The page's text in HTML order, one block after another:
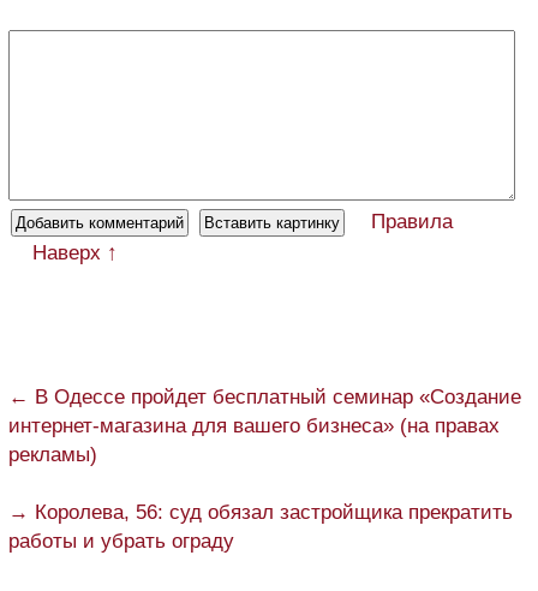
Правила
Наверх ↑
← В Одессе пройдет бесплатный семинар «Создание
интернет-магазина для вашего бизнеса» (на правах
рекламы)
→ Королева, 56: суд обязал застройщика прекратить
работы и убрать ограду